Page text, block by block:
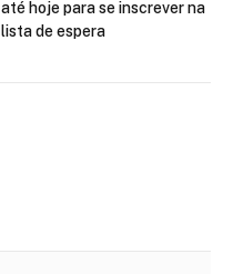
até hoje para se inscrever na
lista de espera